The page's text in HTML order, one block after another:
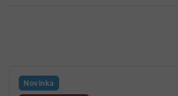
Novinka